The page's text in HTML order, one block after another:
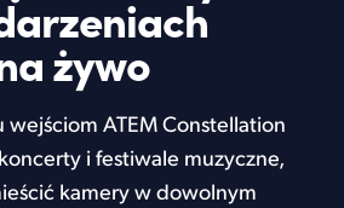
żywo
wejściom ATEM Constellation
i festiwale muzyczne,
kamery w dowolnym